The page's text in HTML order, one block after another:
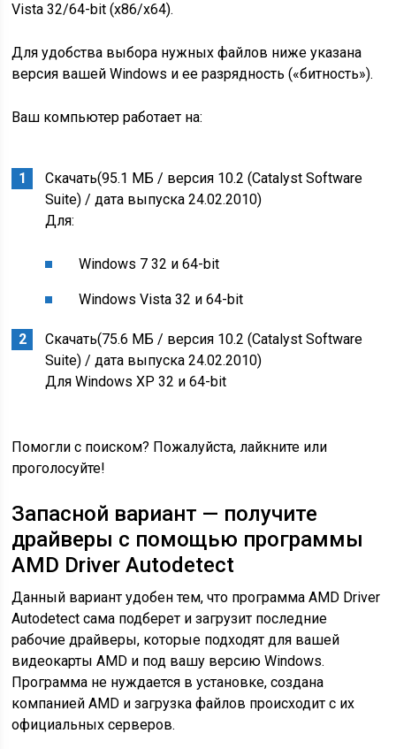
Vista 32/64-bit (x86/x64).
Для удобства выбора нужных файлов ниже указана
версия вашей Windows и ее разрядность («битность»).
Ваш компьютер работает на:
Скачать(95.1 МБ / версия 10.2 (Catalyst Software
Suite) / дата выпуска 24.02.2010)
Для:
Windows 732 и 64-bit
Windows Vista32 и 64-bit
Скачать(75.6 МБ / версия 10.2 (Catalyst Software
Suite) / дата выпуска 24.02.2010)
Для Windows XP32 и 64-bit
Помогли с поиском? Пожалуйста, лайкните или
проголосуйте!
Запасной вариант — получите
драйверы с помощью программы
AMD Driver Autodetect
Данный вариант удобен тем, что программаAMD Driver
Autodetect сама подберет и загрузит последние
рабочие драйверы, которые подходят для вашей
видеокарты AMD и под вашу версию Windows.
Программа не нуждается в установке, создана
компанией AMD и загрузка файлов происходит с их
официальных серверов.